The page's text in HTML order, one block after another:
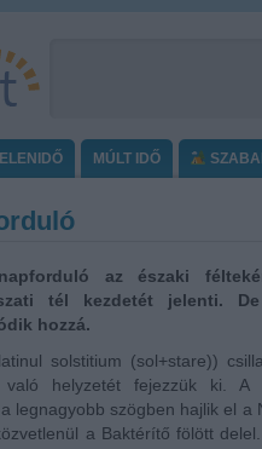
MÚLT IDŐ
az északi
tél kezdetét jelenti.
hozzá.
solstitium (sol+stare))
való helyzetét fejezzük ki.
legnagyobb szögben hajlik el a
a Baktérítő fölött